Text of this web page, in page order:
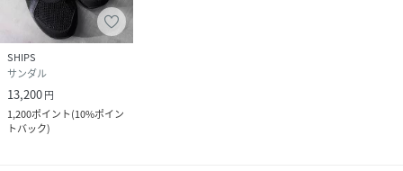
SHIPS
サンダル
13,200円
1,200ポイント(10%ポイン
トバック)